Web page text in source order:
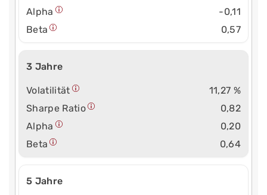
Alpha
-0,11
Beta
0,57
3 Jahre
Volatilität
11,27 %
Sharpe Ratio
0,82
Alpha
0,20
Beta
0,64
5 Jahre